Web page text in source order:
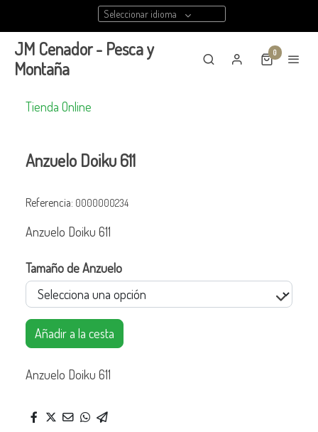
Seleccionar idioma
JM Cenador - Pesca y
Montaña
0
Tienda Online
Anzuelo Doiku 611
Referencia: 0000000234
Anzuelo Doiku 611
Tamaño de Anzuelo
Añadir a la cesta
Anzuelo Doiku 611